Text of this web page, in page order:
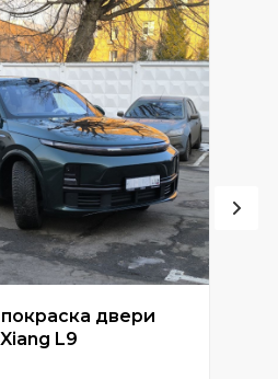
двери
L9